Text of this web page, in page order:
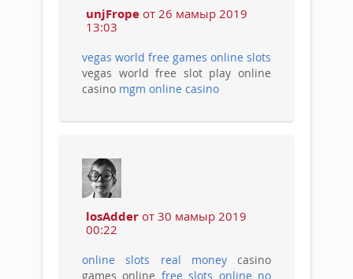
unjFrope от 26 мамыр 2019
13:03
vegas world free games online slots
vegas world free slot play online
casino mgm online casino
losAdder от 30 мамыр 2019
00:22
online slots real moneycasino
games online free slots online no